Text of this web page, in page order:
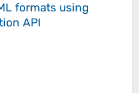
formats using
API